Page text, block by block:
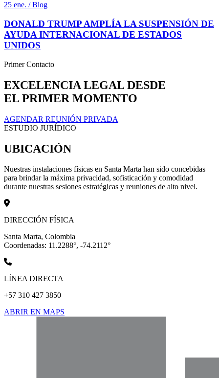
25 ene. / Blog
DONALD TRUMP AMPLÍA LA SUSPENSIÓN DE
AYUDA INTERNACIONAL DE ESTADOS
UNIDOS
Primer Contacto
EXCELENCIA LEGAL DESDE
EL PRIMER MOMENTO
AGENDAR REUNIÓN PRIVADA
ESTUDIO JURÍDICO
UBICACIÓN
Nuestras instalaciones físicas en Santa Marta han sido concebidas
para brindar la máxima privacidad, sofisticación y comodidad
durante nuestras sesiones estratégicas y reuniones de alto nivel.
DIRECCIÓN FÍSICA
Santa Marta, Colombia
Coordenadas: 11.2288°, -74.2112°
LÍNEA DIRECTA
+57 310 427 3850
ABRIR EN MAPS